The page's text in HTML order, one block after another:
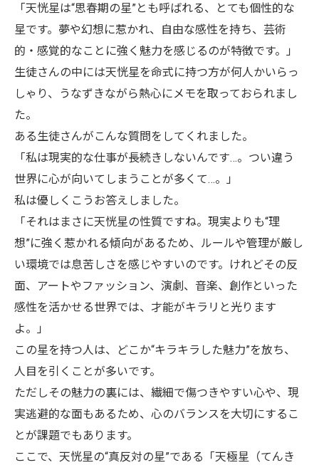
「天恍星は“思春期の星”とも呼ばれる、とても個性的な
星です。夢や幻想に惹かれ、自由な感性を持ち、芸術
的・感覚的なことに強く魅力を感じるのが特徴です。」
生徒さんの中には天恍星を命式に持つ方が何人かいらっ
しゃり、うなずきながら熱心にメモを取っておられまし
た。
ある生徒さんがこんな質問をしてくれました。
「私は現実的な仕事が長続きしないんです…。つい違う
世界に心が向いてしまうことが多くて…。」
私は優しくこうお答えしました。
「それはまさに天恍星の性質ですね。現実よりも“理
想”に強く惹かれる傾向があるため、ルールや管理が厳し
い環境では息苦しさを感じやすいのです。けれどその反
面、アートやファッション、演劇、音楽、創作といった
感性を活かせる世界では、才能がキラリと光ります
よ。」
この星を持つ人は、どこか“キラキラした魅力”を放ち、
人目を引くことが多いです。
ただしその魅力の裏には、繊細で傷つきやすい心や、現
実逃避的な面もあるため、心のバランスを大切にするこ
とが課題でもあります。
ここで、天恍星の“真反対の星”である「天極星（てんき